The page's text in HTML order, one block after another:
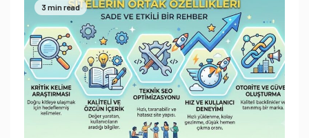
3 min read